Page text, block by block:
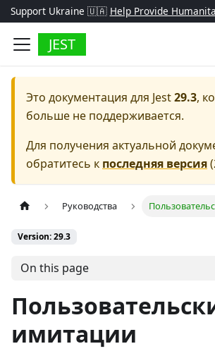
Support Ukraine 🇺🇦 Help Provide
JEST
Это документация для Jest29.3,
больше не поддерживается.
Для получения актуальной
обратитесь к последняя версия(
Руководства
Version: 29.3
On this page
имитации